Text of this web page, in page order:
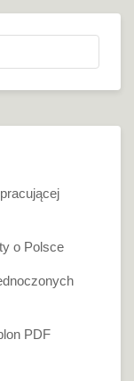
o Polsce
PDF